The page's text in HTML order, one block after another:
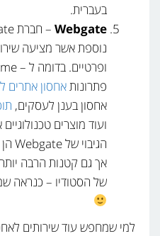
בעברית.
Webgate
נוספת אשר מציעה
פתרונות אחסון אתרים
אחסון בענן לעסקים,
ועוד מוצרים
אך גם קטנות הרבה
של הסטודיו – כנראה
למי שמחפש עוד שירותים